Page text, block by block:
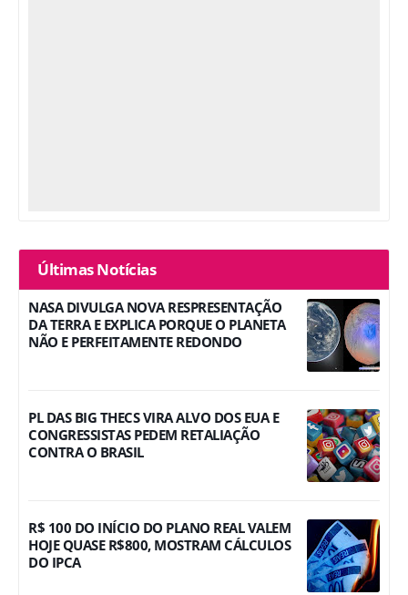
Últimas Notícias
NASA DIVULGA NOVA RESPRESENTAÇÃO
DA TERRA E EXPLICA PORQUE O PLANETA
NÃO E PERFEITAMENTE REDONDO
PL DAS BIG THECS VIRA ALVO DOS EUA E
CONGRESSISTAS PEDEM RETALIAÇÃO
CONTRA O BRASIL
R$ 100 DO INÍCIO DO PLANO REAL VALEM
HOJE QUASE R$800, MOSTRAM CÁLCULOS
DO IPCA